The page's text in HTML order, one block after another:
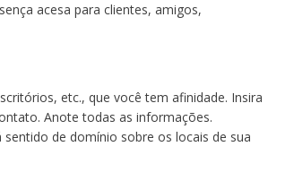
acesa para clientes, amigos,
etc., que você tem afinidade. Insira
Anote todas as informações.
de domínio sobre os locais de sua